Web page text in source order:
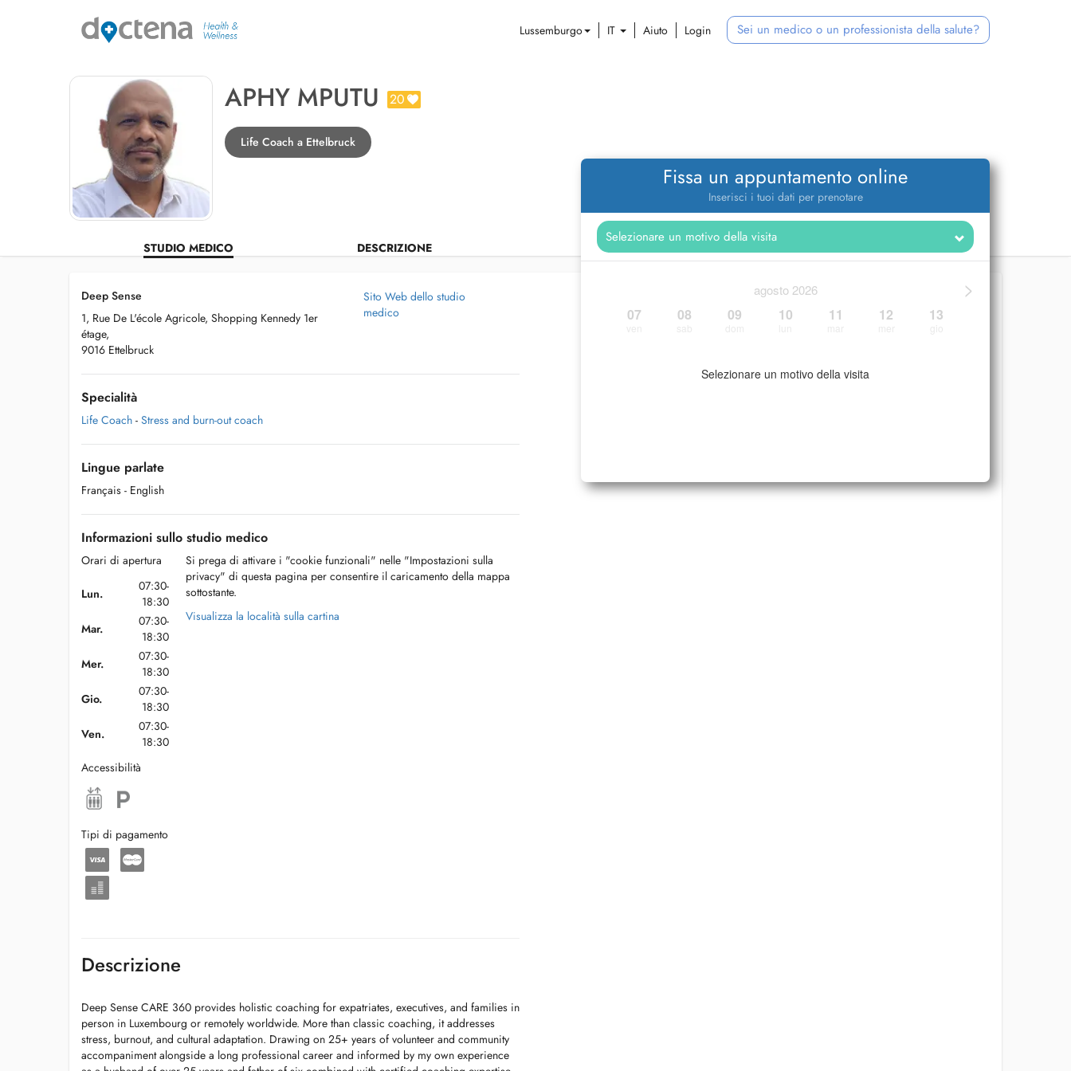
Lussemburgo IT Aiuto Login Sei un medico o un professionista della salute?
APHY MPUTU 20
Life Coach a Ettelbruck
STUDIO MEDICO DESCRIZIONE
Fissa un appuntamento online
Inserisci i tuoi dati per prenotare
>
agosto 2026
07 08 09 10 11 12 13
Selezionare un motivo della visita
Deep Sense
1, Rue De L'école Agricole, Shopping Kennedy 1er
étage,
9016 Ettelbruck
Sito Web dello studio
medico
Specialità
Life Coach - Stress and burn-out coach
Lingue parlate
Français - English
Informazioni sullo studio medico
Orari di apertura
Lun.
07:30-
18:30
Mar.
07:30-
18:30
Mer.
07:30-
18:30
Gio.
07:30-
18:30
Ven.
07:30-
18:30
Accessibilità
Tipi di pagamento
Si prega di attivare i "cookie funzionali" nelle "Impostazioni sulla
privacy" di questa pagina per consentire il caricamento della mappa
sottostante.
Visualizza la località sulla cartina
Descrizione
Deep Sense CARE 360 provides holistic coaching for expatriates, executives, and families in
person in Luxembourg or remotely worldwide. More than classic coaching, it addresses
stress, burnout, and cultural adaptation. Drawing on 25+ years of volunteer and community
accompaniment alongside a long professional career and informed by my own experience